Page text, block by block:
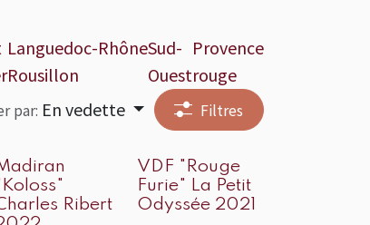
Languedoc-
Rousillon
RhôneSud-
Ouest
Provence
rouge
par: En vedette Filtres
Ribert
VDF "Rouge
Furie" La Petit
Odyssée 2021